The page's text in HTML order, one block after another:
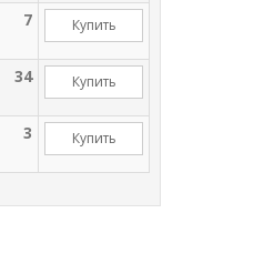
7 Купить
34 Купить
3 Купить